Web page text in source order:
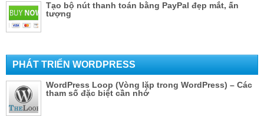
Tạo bộ nút thanh toán bằng PayPal đẹp mắt, ấn
tượng
PHÁT TRIỂN WORDPRESS
WordPress Loop (Vòng lặp trong WordPress) – Các
tham số đặc biệt cần nhớ